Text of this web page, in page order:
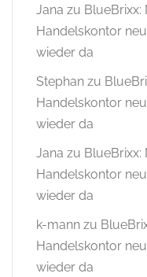
Jana zu BlueBrixx:
Handelskontor
wieder da
Stephan zu
Handelskontor
wieder da
Jana zu BlueBrixx:
Handelskontor
wieder da
k-mann zu
Handelskontor
wieder da